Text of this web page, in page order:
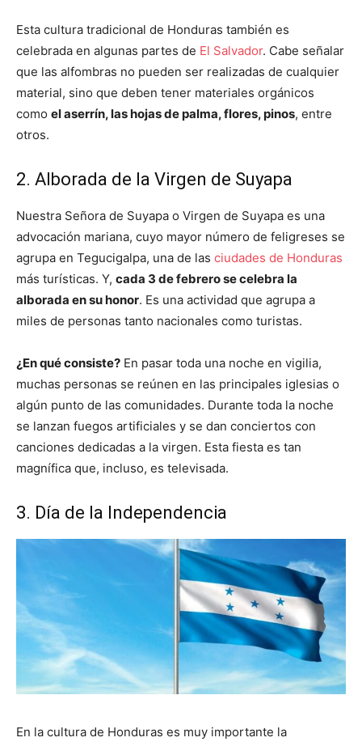
Esta cultura tradicional de Honduras también es
celebrada en algunas partes de El Salvador. Cabe señalar
que las alfombras no pueden ser realizadas de cualquier
material, sino que deben tener materiales orgánicos
como el aserrín, las hojas de palma, flores, pinos, entre
otros.
2. Alborada de la Virgen de Suyapa
Nuestra Señora de Suyapa o Virgen de Suyapa es una
advocación mariana, cuyo mayor número de feligreses se
agrupa en Tegucigalpa, una de las ciudades de Honduras
más turísticas. Y, cada 3 de febrero se celebra la
alborada en su honor. Es una actividad que agrupa a
miles de personas tanto nacionales como turistas.
¿En qué consiste? En pasar toda una noche en vigilia,
muchas personas se reúnen en las principales iglesias o
algún punto de las comunidades. Durante toda la noche
se lanzan fuegos artificiales y se dan conciertos con
canciones dedicadas a la virgen. Esta fiesta es tan
magnífica que, incluso, es televisada.
3. Día de la Independencia
En la cultura de Honduras es muy importante la